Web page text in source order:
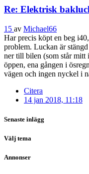
Re: Elektrisk
15 av Michael66
Har precis köpt en beg
problem. Luckan är
ner till bilen (som står mitt
öppen, ena gången i
vägen och ingen nyckel i
Citera
14 jan 2018, 11:18
Senaste inlägg
Välj tema
Annonser